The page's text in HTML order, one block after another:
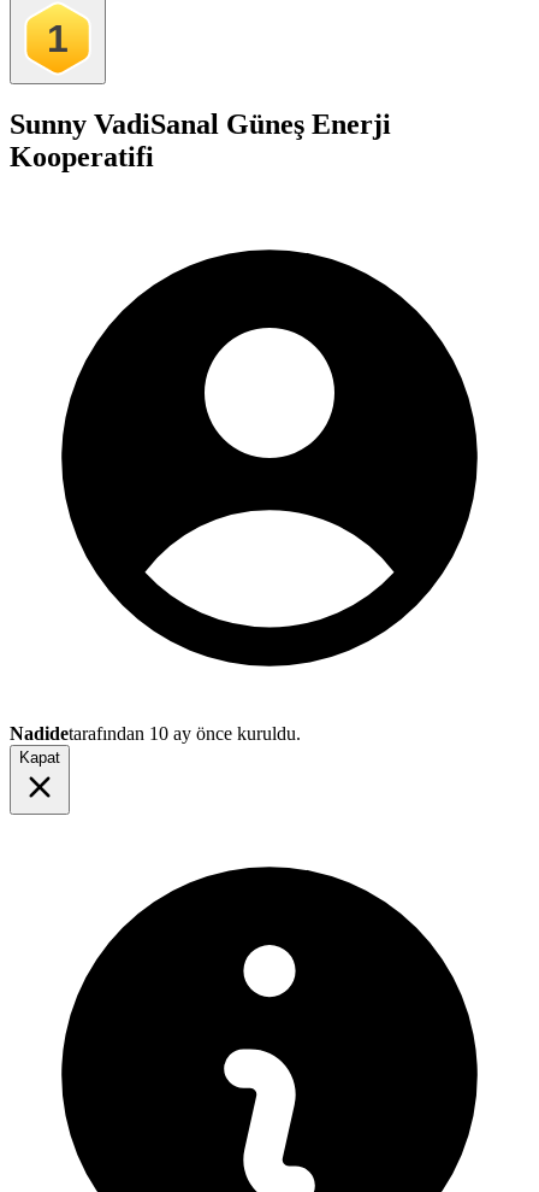
1
Sunny VadiSanal Güneş Enerji
Kooperatifi
Nadidetarafından 10 ay önce kuruldu.
Kapat